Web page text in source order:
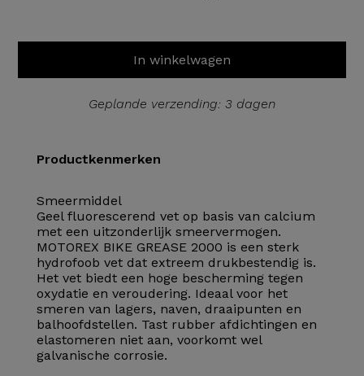
In winkelwagen
Geplande verzending: 3 dagen
Productkenmerken
Smeermiddel
Geel fluorescerend vet op basis van calcium
met een uitzonderlijk smeervermogen.
MOTOREX BIKE GREASE 2000 is een sterk
hydrofoob vet dat extreem drukbestendig is.
Het vet biedt een hoge bescherming tegen
oxydatie en veroudering. Ideaal voor het
smeren van lagers, naven, draaipunten en
balhoofdstellen. Tast rubber afdichtingen en
elastomeren niet aan, voorkomt wel
galvanische corrosie.